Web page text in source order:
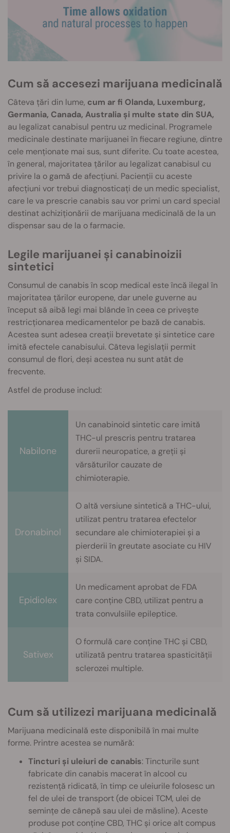
Cum să accesezi marijuana medicinală
Câteva țări din lume, cum ar fi Olanda, Luxemburg,
Germania, Canada, Australia și multe state din SUA,
au legalizat canabisul pentru uz medicinal. Programele
medicinale destinate marijuanei în fiecare regiune, dintre
cele menționate mai sus, sunt diferite. Cu toate acestea,
în general, majoritatea țărilor au legalizat canabisul cu
privire la o gamă de afecțiuni. Pacienții cu aceste
afecțiuni vor trebui diagnosticați de un medic specialist,
care le va prescrie canabis sau vor primi un card special
destinat achiziționării de marijuana medicinală de la un
dispensar sau de la o farmacie.
Legile marijuanei și canabinoizii
sintetici
Consumul de canabis în scop medical este încă ilegal în
majoritatea țărilor europene, dar unele guverne au
început să aibă legi mai blânde în ceea ce privește
restricționarea medicamentelor pe bază de canabis.
Acestea sunt adesea creații brevetate și sintetice care
imită efectele canabisului. Câteva legislații permit
consumul de flori, deși acestea nu sunt atât de
frecvente.
Astfel de produse includ:
Nabilone
Un canabinoid sintetic care imită
THC-ul prescris pentru tratarea
durerii neuropatice, a greții și
vărsăturilor cauzate de
chimioterapie.
Dronabinol
O altă versiune sintetică a THC-ului,
utilizat pentru tratarea efectelor
secundare ale chimioterapiei și a
pierderii în greutate asociate cu HIV
și SIDA.
Epidiolex
Un medicament aprobat de FDA
care conține CBD, utilizat pentru a
trata convulsiile epileptice.
Sativex
O formulă care conține THC și CBD,
utilizată pentru tratarea spasticității
sclerozei multiple.
Cum să utilizezi marijuana medicinală
Marijuana medicinală este disponibilă în mai multe
forme. Printre acestea se numără:
Tincturi și uleiuri de canabis: Tincturile sunt
fabricate din canabis macerat în alcool cu
rezistență ridicată, în timp ce uleiurile folosesc un
fel de ulei de transport (de obicei TCM, ulei de
semințe de cânepă sau ulei de măsline). Aceste
produse pot conține CBD, THC și orice alt compus